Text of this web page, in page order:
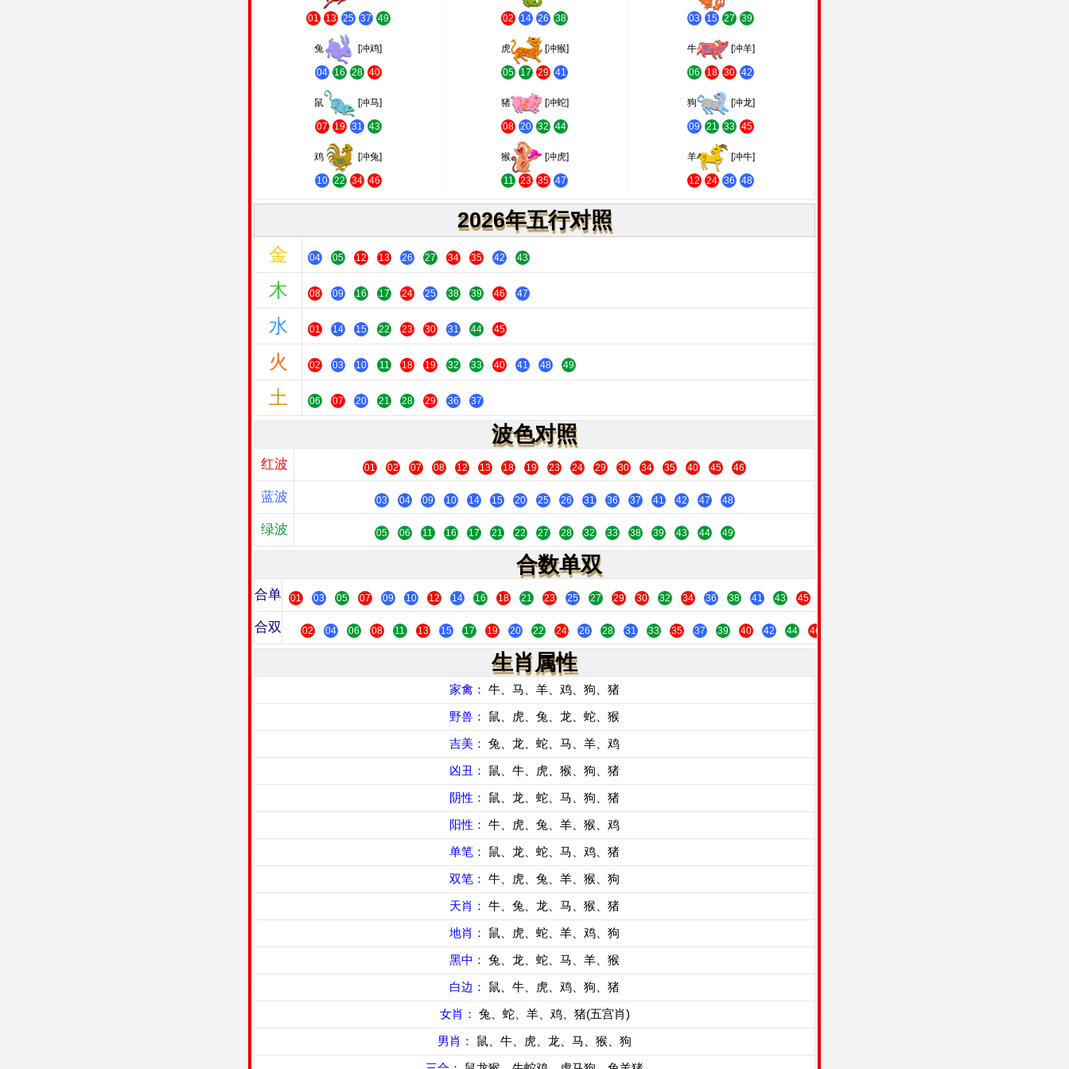
01 13 25 37 49 02 14 26 38 03 15 27 39
兔 [冲鸡]
04 16 28 40
虎 [冲猴]
05 17 29 41
牛 [冲羊]
06 18 30 42
鼠 [冲马]
07 19 31 43
猪 [冲蛇]
08 20 32 44
狗 [冲龙]
09 21 33 45
鸡 [冲兔]
10 22 34 46
猴 [冲虎]
11 23 35 47
羊 [冲牛]
12 24 36 48
2026年五行对照
金 04 05 12 13 26 27 34 35 42 43
木 08 09 16 17 24 25 38 39 46 47
水 01 14 15 22 23 30 31 44 45
火 02 03 10 11 18 19 32 33 40 41 48 49
土 06 07 20 21 28 29 36 37
波色对照
红波 01 02 07 08 12 13 18 19 23 24 29 30 34 35 40 45 46
蓝波 03 04 09 10 14 15 20 25 26 31 36 37 41 42 47 48
绿波 05 06 11 16 17 21 22 27 28 32 33 38 39 43 44 49
合数单双
合单 01 03 05 07 09 10 12 14 16 18 21 23 25 27 29 30 32 34 36 38 41 43 45
合双 02 04 06 08 11 13 15 17 19 20 22 24 26 28 31 33 35 37 39 40 42 44 46
生肖属性
家禽： 牛、马、羊、鸡、狗、猪
野兽： 鼠、虎、兔、龙、蛇、猴
吉美： 兔、龙、蛇、马、羊、鸡
凶丑： 鼠、牛、虎、猴、狗、猪
阴性： 鼠、龙、蛇、马、狗、猪
阳性： 牛、虎、兔、羊、猴、鸡
单笔： 鼠、龙、蛇、马、鸡、猪
双笔： 牛、虎、兔、羊、猴、狗
天肖： 牛、兔、龙、马、猴、猪
地肖： 鼠、虎、蛇、羊、鸡、狗
黑中： 兔、龙、蛇、马、羊、猴
白边： 鼠、牛、虎、鸡、狗、猪
女肖： 兔、蛇、羊、鸡、猪(五宫肖)
男肖： 鼠、牛、虎、龙、马、猴、狗